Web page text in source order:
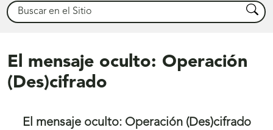
Buscar Buscar
El mensaje oculto: Operación
(Des)cifrado
El mensaje oculto: Operación (Des)cifrado